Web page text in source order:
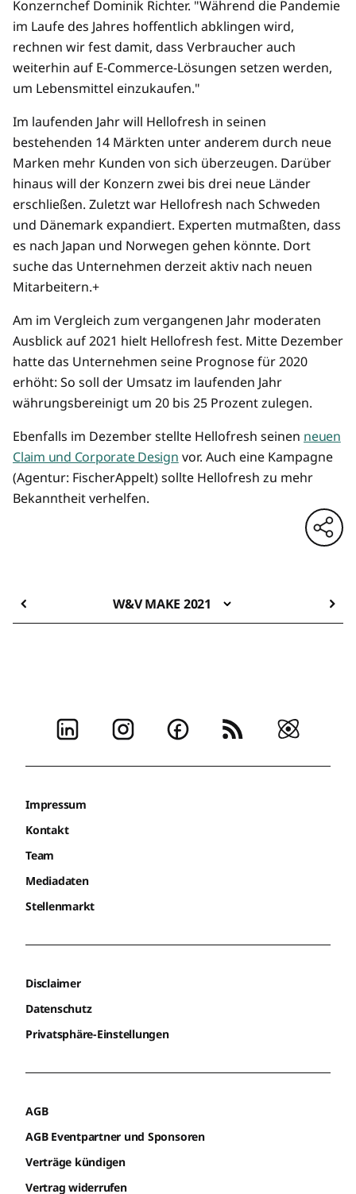
Konzernchef Dominik Richter. "Während die Pandemie
im Laufe des Jahres hoffentlich abklingen wird,
rechnen wir fest damit, dass Verbraucher auch
weiterhin auf E-Commerce-Lösungen setzen werden,
um Lebensmittel einzukaufen."
Im laufenden Jahr will Hellofresh in seinen
bestehenden 14 Märkten unter anderem durch neue
Marken mehr Kunden von sich überzeugen. Darüber
hinaus will der Konzern zwei bis drei neue Länder
erschließen. Zuletzt war Hellofresh nach Schweden
und Dänemark expandiert. Experten mutmaßten, dass
es nach Japan und Norwegen gehen könnte. Dort
suche das Unternehmen derzeit aktiv nach neuen
Mitarbeitern.+
Am im Vergleich zum vergangenen Jahr moderaten
Ausblick auf 2021 hielt Hellofresh fest. Mitte Dezember
hatte das Unternehmen seine Prognose für 2020
erhöht: So soll der Umsatz im laufenden Jahr
währungsbereinigt um 20 bis 25 Prozent zulegen.
Ebenfalls im Dezember stellte Hellofresh seinen neuen
Claim und Corporate Design vor. Auch eine Kampagne
(Agentur: FischerAppelt) sollte Hellofresh zu mehr
Bekanntheit verhelfen.
W&V MAKE 2021
Impressum
Kontakt
Team
Mediadaten
Stellenmarkt
Disclaimer
Datenschutz
Privatsphäre-Einstellungen
AGB
AGB Eventpartner und Sponsoren
Verträge kündigen
Vertrag widerrufen